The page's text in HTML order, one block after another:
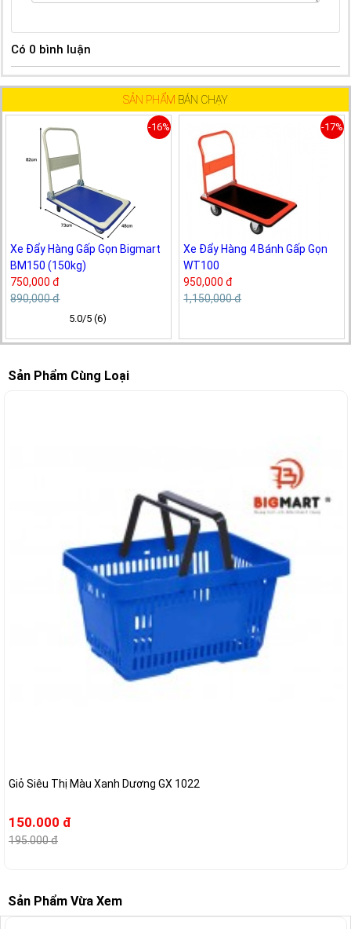
Có 0 bình luận
SẢN PHẨM BÁN CHẠY
-16%
Xe Đẩy Hàng Gấp Gọn Bigmart
BM150 (150kg)
750,000 đ
890,000 đ
5.0/5 (6)
-17%
Xe Đẩy Hàng 4 Bánh Gấp Gọn
WT100
950,000 đ
1,150,000 đ
Sản Phẩm Cùng Loại
Giỏ Siêu Thị Màu Xanh Dương GX 1022
150.000 đ
195.000 đ
Sản Phẩm Vừa Xem